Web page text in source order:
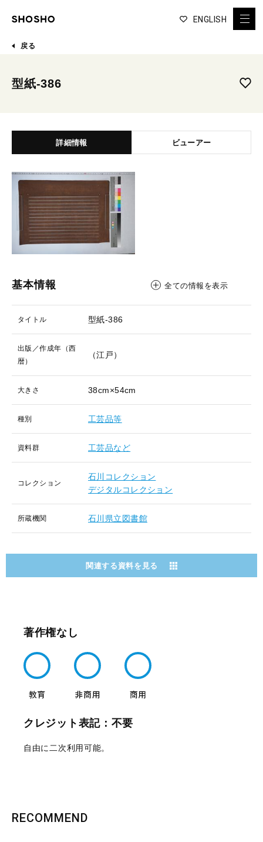
ENGLISH
戻る
型紙-386
詳細情報 ビューアー
基本情報 全ての情報を表示
タイトル 型紙-386
出版／作成年（西
暦）
（江戸）
大きさ 38cm×54cm
種別 工芸品等
資料群 工芸品など
コレクション
石川コレクション
デジタルコレクション
所蔵機関 石川県立図書館
関連する資料を見る
著作権なし
クレジット表記：不要
自由に二次利用可能。
RECOMMEND